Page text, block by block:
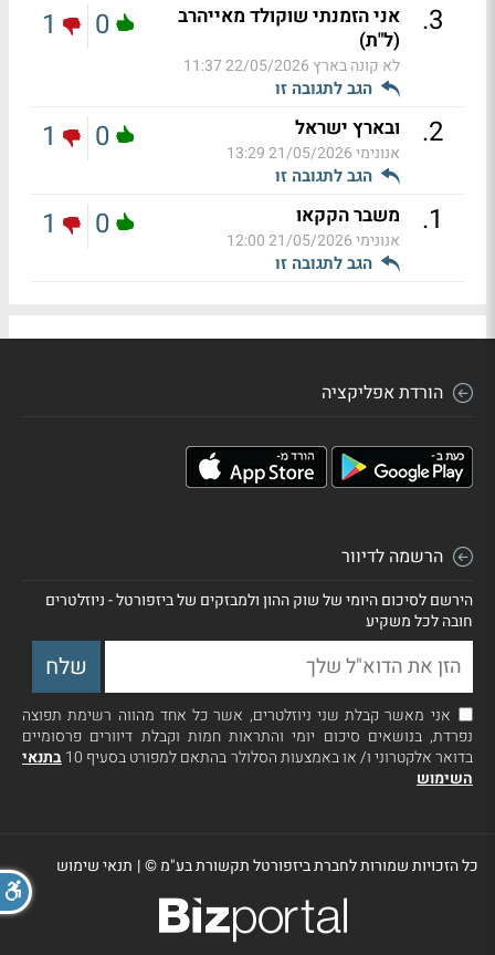
3
.
אני הזמנתי שוקולד מאייהרב
(ל"ת)
לא קונה בארץ 22/05/2026 11:37
הגב לתגובה זו
0
1
2
. ובארץ ישראל
אנונימי21/05/2026 13:29
הגב לתגובה זו
0
1
1
. משבר הקקאו
אנונימי21/05/2026 12:00
הגב לתגובה זו
0
1
הורדת אפליקציה
הרשמה לדיוור
הירשם לסיכום היומי של שוק ההון ולמבזקים של ביזפורטל - ניוזלטרים
חובה לכל משקיע
אני מאשר קבלת שני ניוזלטרים, אשר כל אחד מהווה רשימת תפוצה
נפרדת, בנושאים סיכום יומי והתראות חמות וקבלת דיוורים פרסומיים
בדואר אלקטרוני ו/ או באמצעות הסלולר בהתאם למפורט בסעיף 10
בתנאי
השימוש
כל הזכויות שמורות לחברת ביזפורטל תקשורת בע"מ ©| תנאי שימוש